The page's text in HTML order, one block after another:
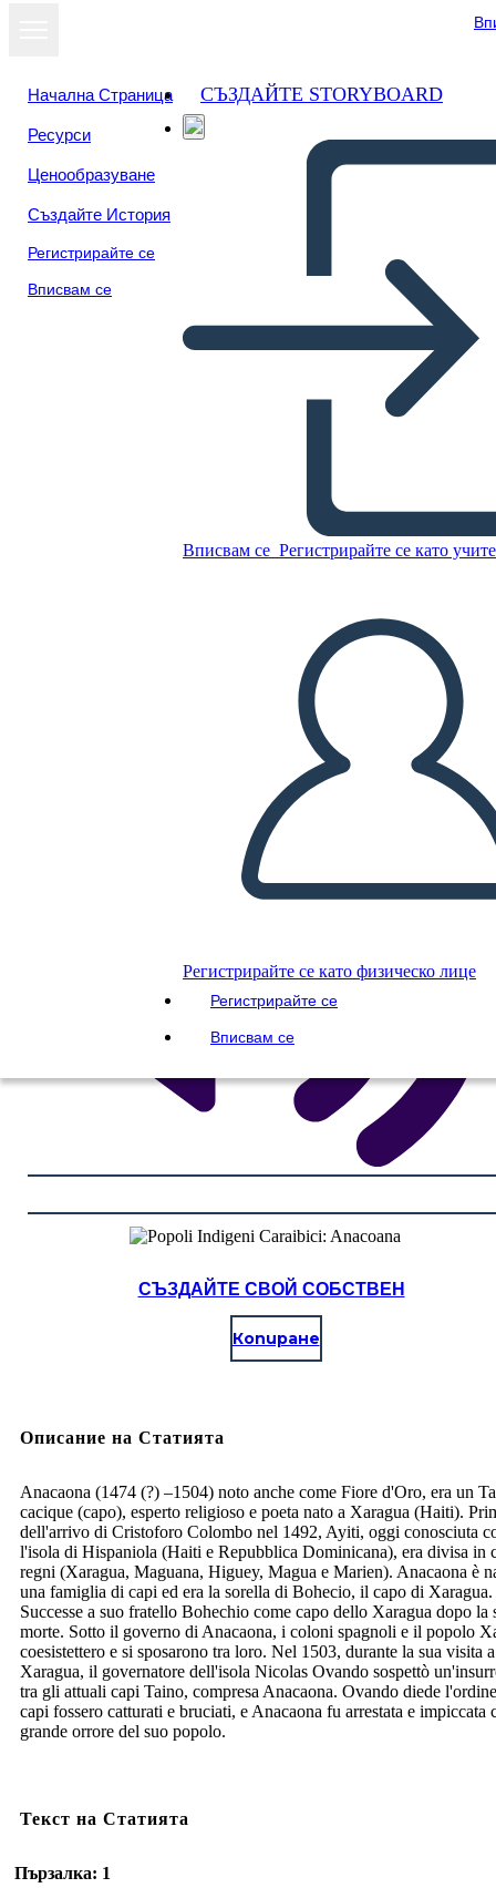
Начална Страница
Ресурси
Ценообразуване
Създайте История
Регистрирайте се
Вписвам се
СЪЗДАЙТЕ STORYBOARD
Вписвам се Регистрирайте се като
Регистрирайте се като физическо лице
Регистрирайте се
Вписвам се
Anacoana
СЪЗДАЙТЕ СЦЕНАРИЙ
ПУСКАНЕ НА СЛАЙДШОУ
ЧЕТИ МИ
СЪЗДАЙТЕ СВОЙ СОБСТВЕН
Копиране
Описание на Статията
Anacaona (1474 (?) –1504) noto anche come Fiore d'Oro, era un
cacique (capo), esperto religioso e poeta nato a Xaragua (Haiti).
dell'arrivo di Cristoforo Colombo nel 1492, Ayiti, oggi conosciuta
l'isola di Hispaniola (Haiti e Repubblica Dominicana), era divisa in
regni (Xaragua, Maguana, Higuey, Magua e Marien). Anacaona è
una famiglia di capi ed era la sorella di Bohecio, il capo di Xaragua.
Successe a suo fratello Bohechio come capo dello Xaragua dopo la
morte. Sotto il governo di Anacaona, i coloni spagnoli e il popolo
coesistettero e si sposarono tra loro. Nel 1503, durante la sua visita a
Xaragua, il governatore dell'isola Nicolas Ovando sospettò
tra gli attuali capi Taino, compresa Anacaona. Ovando diede
capi fossero catturati e bruciati, e Anacaona fu arrestata e impiccata
grande orrore del suo popolo.
Текст на Статията
Пързалка: 1